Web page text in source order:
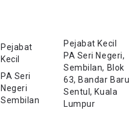
Pejabat
Kecil
PA Seri
Negeri
Sembilan
Pejabat Kecil
PA Seri Negeri,
Sembilan, Blok
63, Bandar Baru
Sentul, Kuala
Lumpur